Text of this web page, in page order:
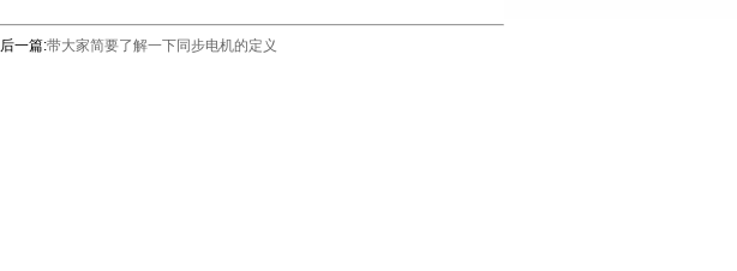
后一篇:带大家简要了解一下同步电机的定义